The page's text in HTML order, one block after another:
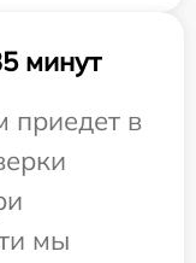
минут
приедет в
мы